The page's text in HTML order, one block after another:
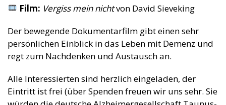
Film: Vergiss mein nichtvon David Sieveking
Der bewegende Dokumentarfilm gibt einen sehr
persönlichen Einblick in das Leben mit Demenz und
regt zum Nachdenken und Austausch an.
Alle Interessierten sind herzlich eingeladen, der
Eintritt ist frei (über Spenden freuen wir uns sehr. Sie